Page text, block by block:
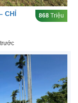
CHỈ
868 Triệu